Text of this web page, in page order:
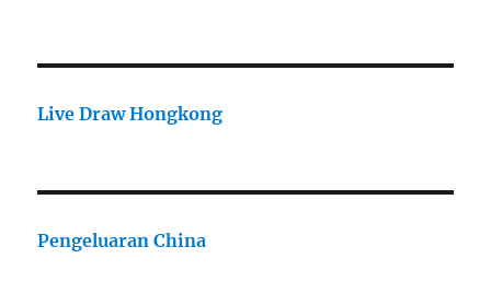
Live Draw Hongkong
Pengeluaran China